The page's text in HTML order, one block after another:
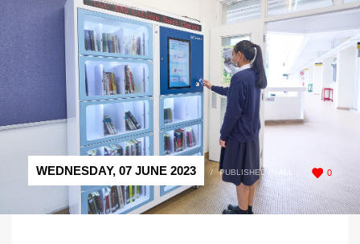
0
WEDNESDAY, 07 JUNE 2023 / PUBLISHED IN ALL